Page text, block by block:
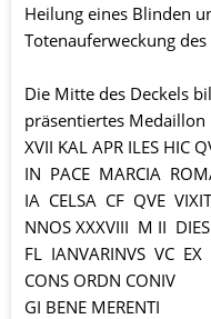
Heilung eines Blinden
Totenauferweckung des
Die Mitte des Deckels
präsentiertes
XVII KAL APR ILES HIC
IN  PACE  MARCIA
IA  CELSA  CF  QVE
NNOS XXXVIII  M II
FL  IANVARINVS  VC  EX
CONS ORDN CONIV
GI BENE MERENTI